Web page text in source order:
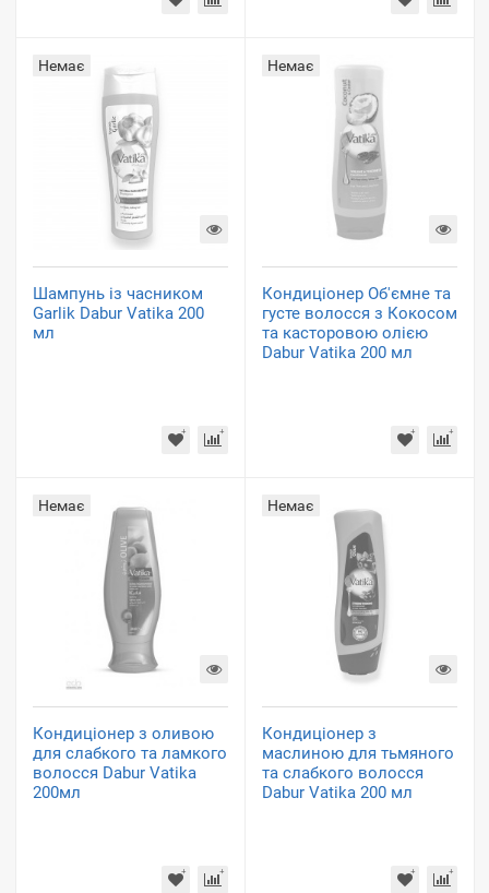
Немає
Шампунь із часником
Garlik Dabur Vatika 200
мл
Немає
Кондиціонер Об'ємне та
густе волосся з Кокосом
та касторовою олією
Dabur Vatika 200 мл
Немає
Кондиціонер з оливою
для слабкого та ламкого
волосся Dabur Vatika
200мл
Немає
Кондиціонер з
маслиною для тьмяного
та слабкого волосся
Dabur Vatika 200 мл